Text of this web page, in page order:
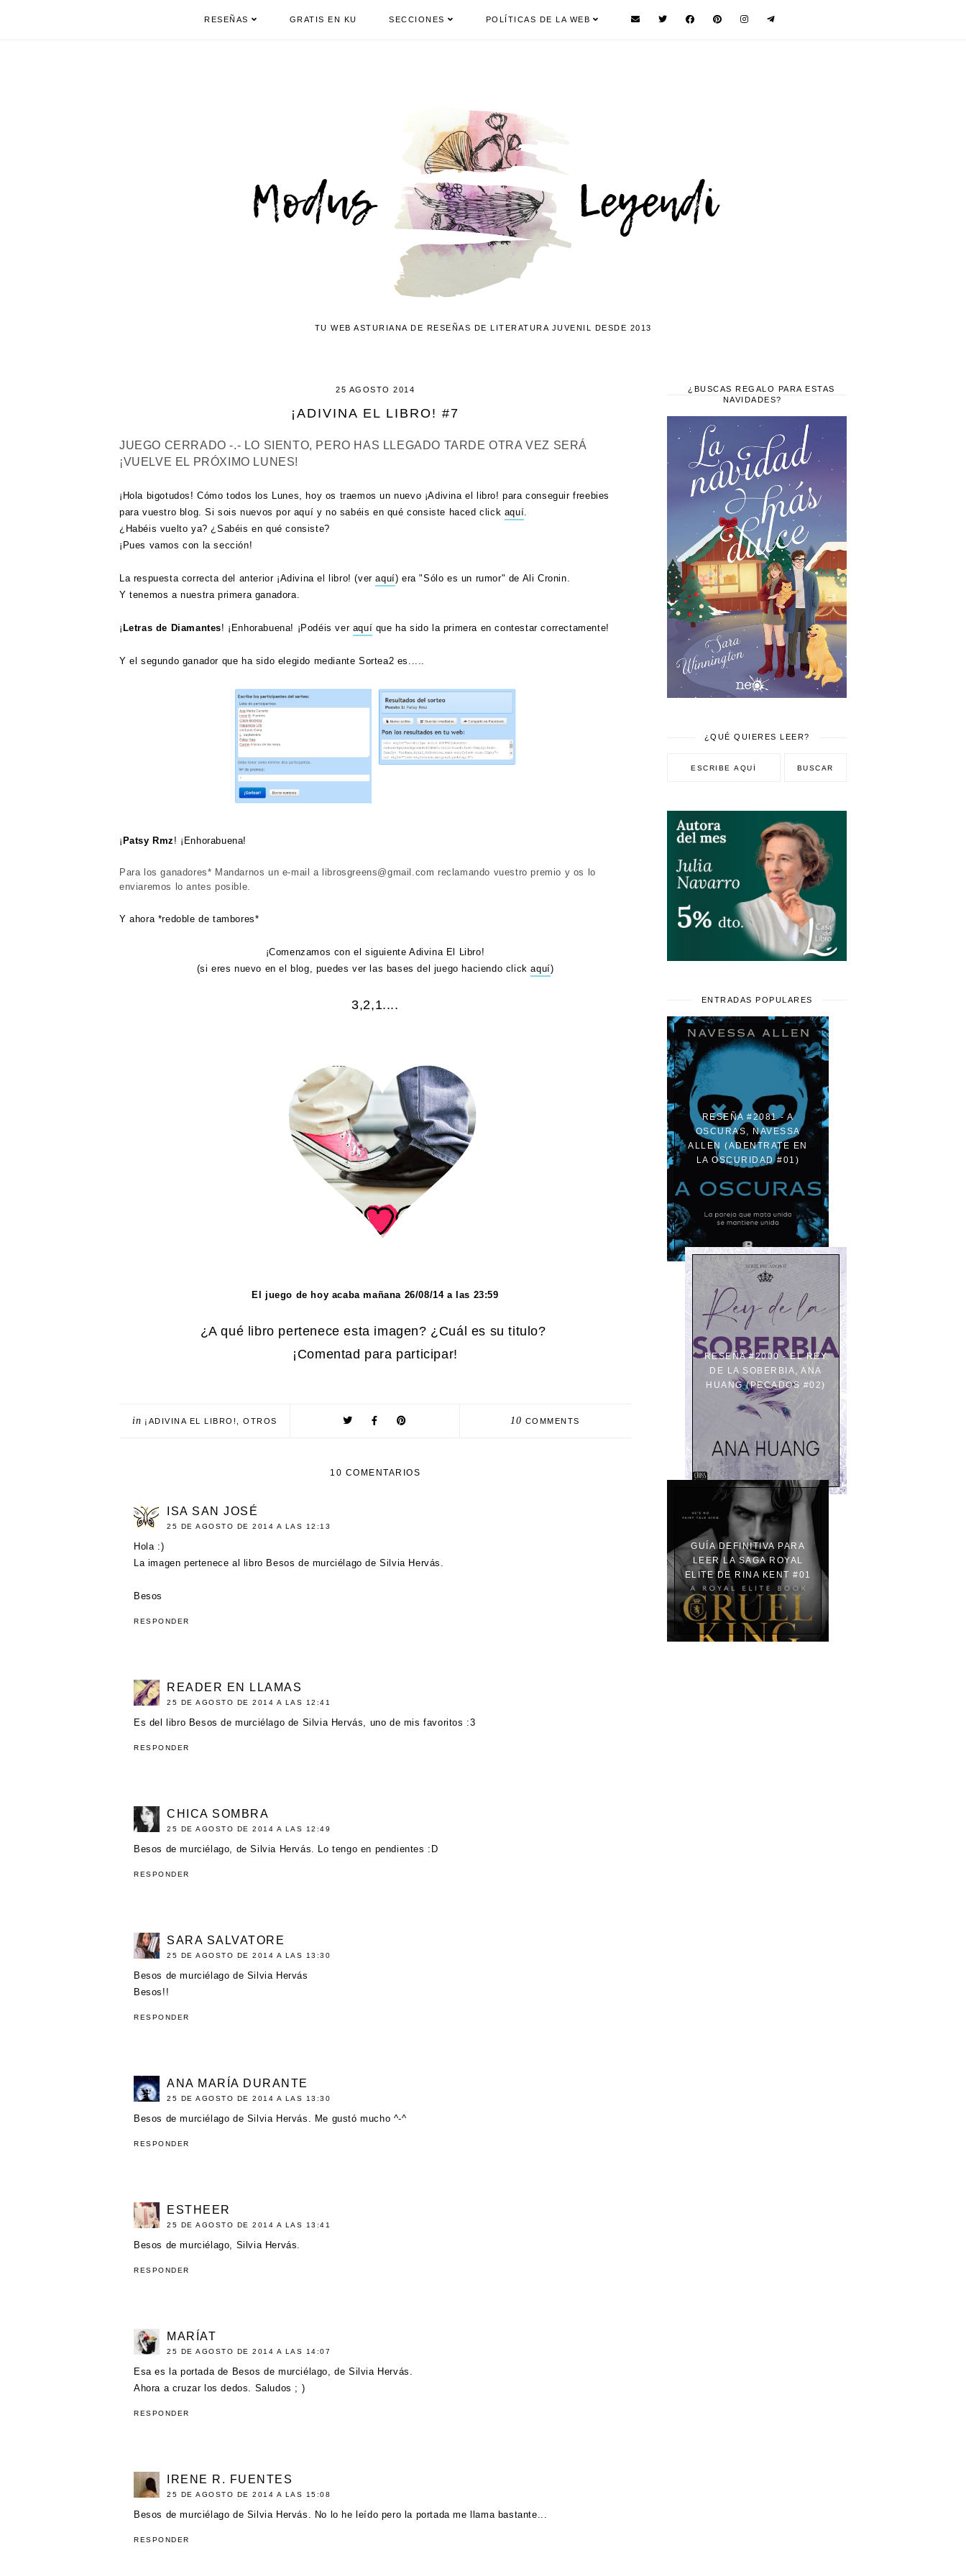
RESEÑAS GRATIS EN KU SECCIONES POLÍTICAS DE LA WEB
TU WEB ASTURIANA DE RESEÑAS DE LITERATURA JUVENIL DESDE 2013
25 AGOSTO 2014
¡ADIVINA EL LIBRO! #7
JUEGO CERRADO -.- LO SIENTO, PERO HAS LLEGADO TARDE OTRA VEZ SERÁ
¡VUELVE EL PRÓXIMO LUNES!
¡Hola bigotudos! Cómo todos los Lunes, hoy os traemos un nuevo ¡Adivina el libro! para conseguir freebies
para vuestro blog. Si sois nuevos por aquí y no sabéis en qué consiste haced click aquí.
¿Habéis vuelto ya? ¿Sabéis en qué consiste?
¡Pues vamos con la sección!
La respuesta correcta del anterior ¡Adivina el libro! (veraquí) era "Sólo es un rumor" de Ali Cronin.
Y tenemos a nuestra primera ganadora.
¡ Letras de Diamantes! ¡Enhorabuena! ¡Podéis ver aquí que ha sido la primera en contestar correctamente!
Y el segundo ganador que ha sido elegido mediante Sortea2 es.....
¡ Patsy Rmz ! ¡Enhorabuena!
Para los ganadores* Mandarnos un e-mail a librosgreens@gmail.com reclamando vuestro premio y os lo
enviaremos lo antes posible.
Y ahora *redoble de tambores*
¡Comenzamos con el siguiente Adivina El Libro!
(si eres nuevo en el blog, puedes ver las bases del juego haciendo clickaquí)
3,2,1....
El juego de hoy acaba mañana 26/08/14 a las 23:59
¿A qué libro pertenece esta imagen? ¿Cuál es su titulo?
¡Comentad para participar!
in ¡ADIVINA EL LIBRO! OTROS 10 COMMENTS
10 COMENTARIOS
ISA SAN JOSÉ
25 DE AGOSTO DE 2014 A LAS 12:13
Hola :)
La imagen pertenece al libro Besos de murciélago de Silvia Hervás.
Besos
RESPONDER
READER EN LLAMAS
25 DE AGOSTO DE 2014 A LAS 12:41
Es del libro Besos de murciélago de Silvia Hervás, uno de mis favoritos :3
RESPONDER
CHICA SOMBRA
25 DE AGOSTO DE 2014 A LAS 12:49
Besos de murciélago, de Silvia Hervás. Lo tengo en pendientes :D
RESPONDER
SARA SALVATORE
25 DE AGOSTO DE 2014 A LAS 13:30
Besos de murciélago de Silvia Hervás
Besos!!
RESPONDER
ANA MARÍA DURANTE
25 DE AGOSTO DE 2014 A LAS 13:30
Besos de murciélago de Silvia Hervás. Me gustó mucho ^-^
RESPONDER
ESTHEER
25 DE AGOSTO DE 2014 A LAS 13:41
Besos de murciélago, Silvia Hervás.
RESPONDER
MARÍAT
25 DE AGOSTO DE 2014 A LAS 14:07
Esa es la portada de Besos de murciélago, de Silvia Hervás.
Ahora a cruzar los dedos. Saludos ; )
RESPONDER
IRENE R. FUENTES
25 DE AGOSTO DE 2014 A LAS 15:08
Besos de murciélago de Silvia Hervás. No lo he leído pero la portada me llama bastante...
RESPONDER
¿BUSCAS REGALO PARA ESTAS
NAVIDADES?
¿QUÉ QUIERES LEER?
ENTRADAS POPULARES
RESEÑA #2081 - A
OSCURAS, NAVESSA
ALLEN (ADENTRATE EN
LA OSCURIDAD #01)
RESEÑA #2000 - EL REY
DE LA SOBERBIA, ANA
HUANG (PECADOS #02)
GUÍA DEFINITIVA PARA
LEER LA SAGA ROYAL
ELITE DE RINA KENT #01